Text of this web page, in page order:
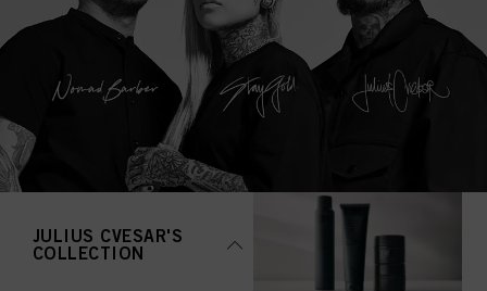
JULIUS CVESAR'S
COLLECTION